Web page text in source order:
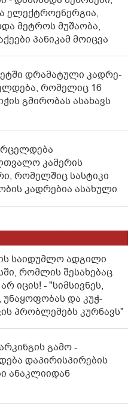
ელექტროენერგია,
მეტროს მუშაობა,
პანიკამ მოიცვა
დრა­მა­ტუ­ლი კად­რე­
რომელიც 16
გმირობას ასახავს
კამერის
რომელშიც სასტიკი
კადრებია ასახული
საიდუმლო ადგილი
რომლის შესახებაც
იცის! - "სიმსივნეს,
უნაყოფობას და კუჭ-
პრობლემებს კურნავს"
გამო -
დაპირისპირების
ანაკლიიდან